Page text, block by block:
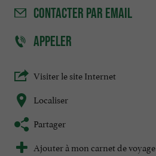
CONTACTER PAR EMAIL
APPELER
Visiter le site Internet
Localiser
Partager
Ajouter à mon carnet de voyage